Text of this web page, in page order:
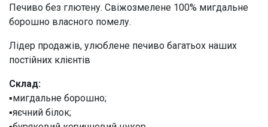
Печиво без глютену. Свіжозмелене 100% мигдальне
борошно власного помелу.
Лідер продажів, улюблене печиво багатьох наших
постійних клієнтів
Склад:
▪️мигдальне борошно;
▪️яєчний білок;